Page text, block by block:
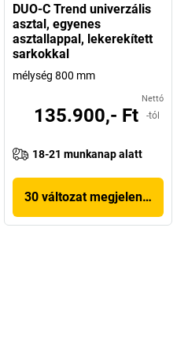
DUO-C Trend univerzális
asztal, egyenes
asztallappal, lekerekített
sarkokkal
mélység 800 mm
Nettó
135.900,- Ft -tól
18-21 munkanap alatt
30 változat megjelenítése